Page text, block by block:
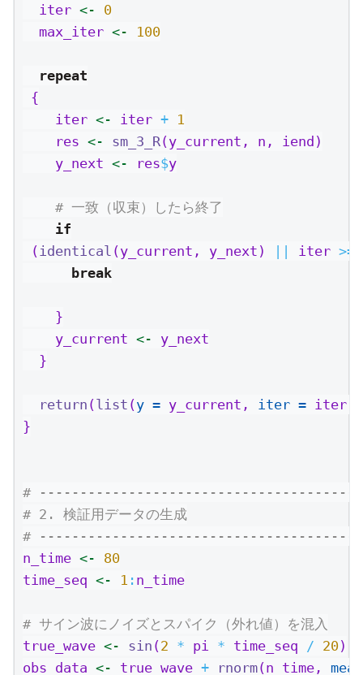
  iter
<-
0
  max_iter
<- 100
repeat
{
    iter
<- iter + 1
    res
<- sm_3_R(y_current, n, iend)
    y_next
<- res$y
# 一致（収束）したら終了
if
( identical (y_current, y_next) || iter >=
break
    }
    y_current
<- y_next
  }
return (list (y = y_current, iter = iter))
}
#
# 2. 検証用データの生成
#
n_time <-
80
time_seq <- 1 : n_time
# サイン波にノイズとスパイク（外れ値）を混入
true_wave <- sin (2 * pi * time_seq / 20)
obs_data <- true_wave + rnorm(n_time,